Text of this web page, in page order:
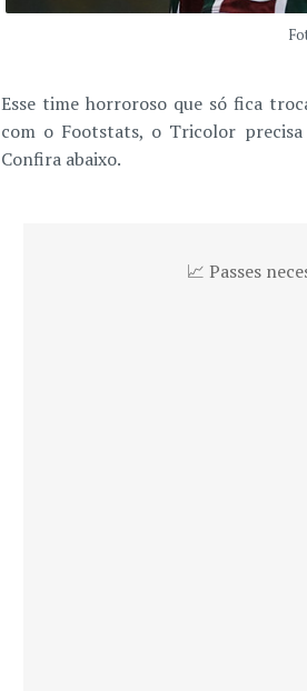
Esse time horroroso que só fica
com o Footstats, o Tricolor
Confira abaixo.
📈 Passes